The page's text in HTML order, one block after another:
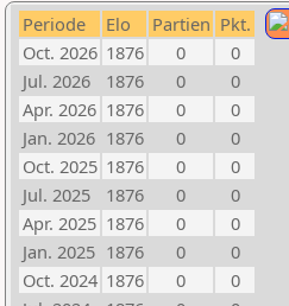
Periode Elo Partien Pkt.
Oct. 2026 1876 0
0
Jul. 2026
1876 0
0
Apr. 2026 1876 0
0
Jan. 2026 1876 0
0
Oct. 2025 1876 0
0
Jul. 2025
1876 0
0
Apr. 2025 1876 0
0
Jan. 2025 1876 0
0
Oct. 2024 1876 0
0